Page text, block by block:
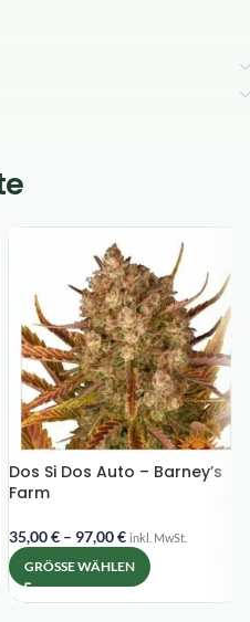
Dos Si Dos Auto – Barney’s
Farm
35,00€ – 97,00€ inkl. MwSt.
GRÖSSE WÄHLEN